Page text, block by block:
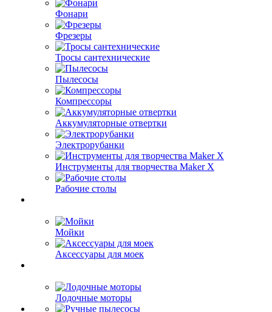
Фонари
Фрезеры
Тросы сантехнические
Пылесосы
Компрессоры
Аккумуляторные отвертки
Электрорубанки
Инструменты для творчества Maker X
Рабочие столы
Мойки
Аксессуары для моек
Лодочные моторы